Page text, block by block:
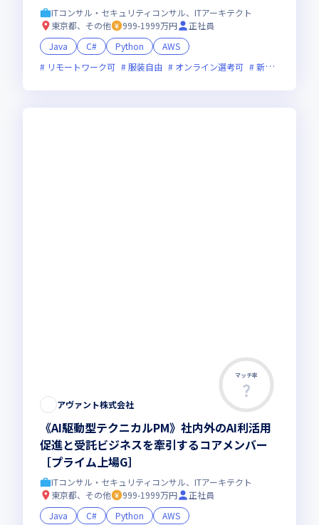
ITコンサル・セキュリティコンサル、ITアーキテクト
東京都、その他
999-1999万円
正社員
Java
C# Python
AWS
リモートワーク可
服装自由 オンライン選考可 新技術に積極的
マッチ率
アヴァント株式会社
《AI駆動型テクニカルPM》社内外のAI利活用
促進と受託ビジネスを牽引するコアメンバー
［プライム上場G］
ITコンサル・セキュリティコンサル、ITアーキテクト
東京都、その他
999-1999万円
正社員
Java
C# Python
AWS